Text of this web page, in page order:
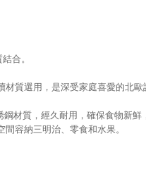
合。
質選用，是深受家庭喜愛的北歐
材質，經久耐用，確保食物新
容納三明治、零食和水果。